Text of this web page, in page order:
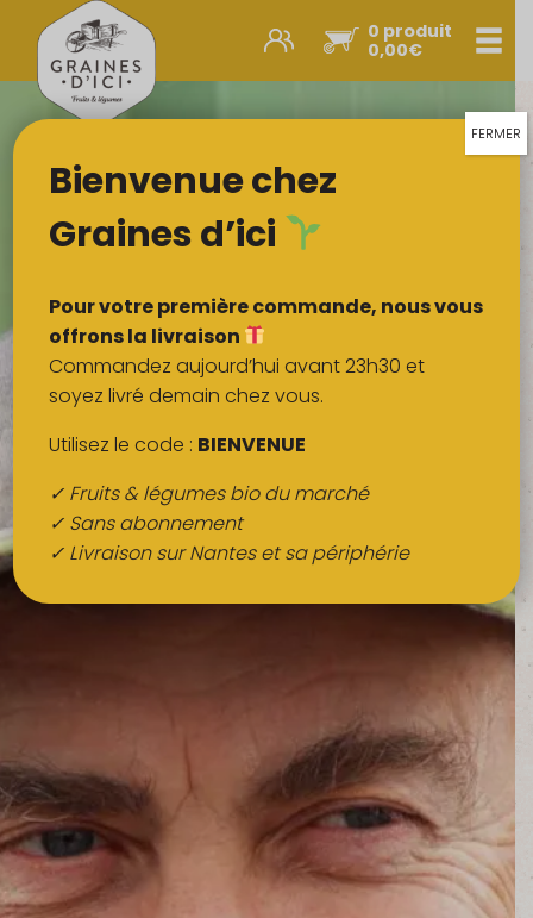
0 produit
0,00€
Promos et nouveautés
Légumes & œufs
Fruits
Viandes
Boulangerie
Crémerie
Poissons
Épicerie sucrée
Épices
Boissons
NOS PRODUCTEURS
NOS MARCHÉS
Bienvenue chez
Graines d’ici
Pour votre première commande, nous vous
offrons la livraison
Commandez aujourd’hui avant 23h30 et
soyez livré demain chez vous.
Utilisez le code : BIENVENUE
✓ Fruits & légumes bio du marché
✓ Sans abonnement
✓ Livraison sur Nantes et sa périphérie
FERMER